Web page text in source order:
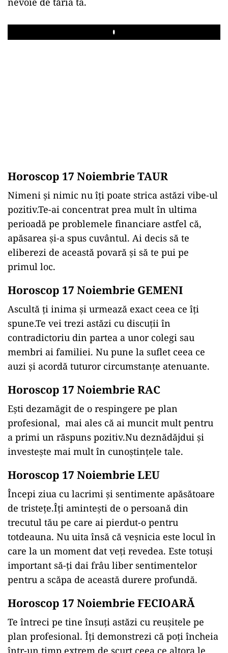
Play
Horoscop 17 Noiembrie TAUR
Nimeni și nimic nu îți poate strica astăzi vibe-ul
pozitiv.Te-ai concentrat prea mult în ultima
perioadă pe problemele financiare astfel că,
apăsarea și-a spus cuvântul. Ai decis să te
eliberezi de această povară și să te pui pe
primul loc.
Horoscop 17 Noiembrie GEMENI
Ascultă ți inima și urmează exact ceea ce îți
spune.Te vei trezi astăzi cu discuții în
contradictoriu din partea a unor colegi sau
membri ai familiei. Nu pune la suflet ceea ce
auzi și acordă tuturor circumstanțe atenuante.
Horoscop 17 Noiembrie RAC
Ești dezamăgit de o respingere pe plan
profesional, mai ales că ai muncit mult pentru
a primi un răspuns pozitiv.Nu deznădăjdui și
investește mai mult în cunoștințele tale.
Horoscop 17 Noiembrie LEU
Începi ziua cu lacrimi și sentimente apăsătoare
de tristețe.Îți amintești de o persoană din
trecutul tău pe care ai pierdut-o pentru
totdeauna. Nu uita însă că veșnicia este locul în
care la un moment dat veți revedea. Este totuși
important să-ți dai frâu liber sentimentelor
pentru a scăpa de această durere profundă.
Horoscop 17 Noiembrie FECIOARĂ
Te întreci pe tine însuți astăzi cu reușitele pe
plan profesional. Îți demonstrezi că poți încheia
într-un timp extrem de scurt ceea ce altora le